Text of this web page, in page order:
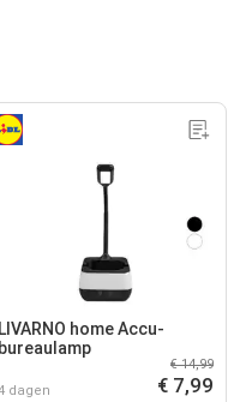
LIVARNO home Accu-
bureaulamp
dagen
€ 14,99
€ 7,99